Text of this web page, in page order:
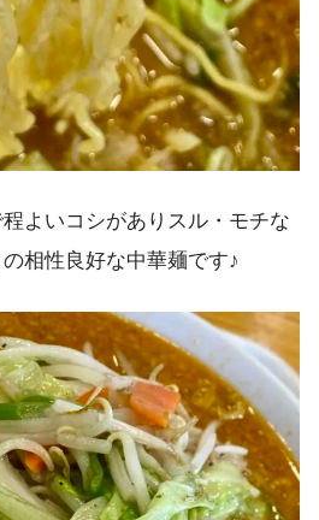
よいコシがありスル・モチな
相性良好な中華麺です♪